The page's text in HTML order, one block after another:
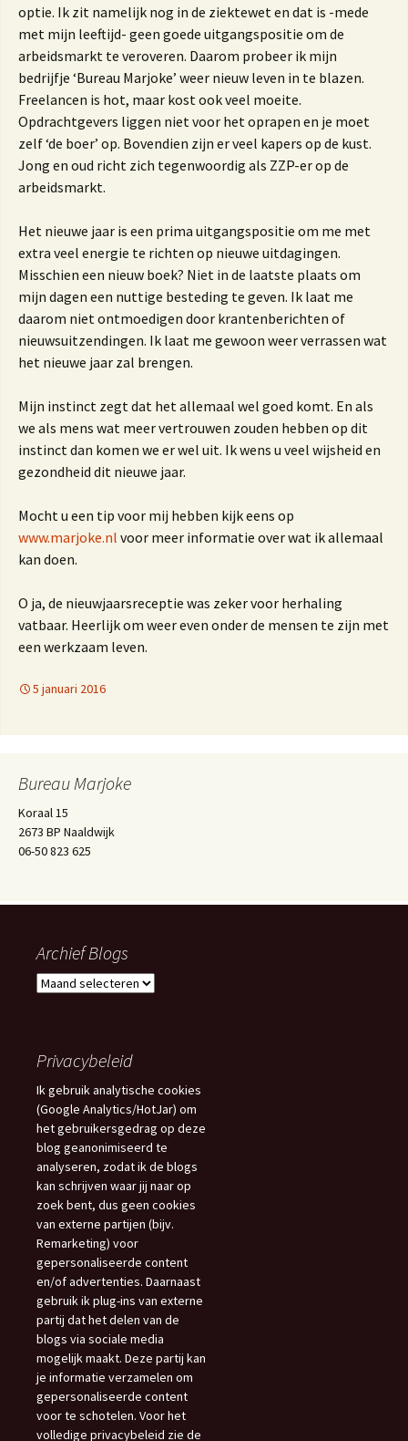
optie. Ik zit namelijk nog in de ziektewet en dat is -mede
met mijn leeftijd- geen goede uitgangspositie om de
arbeidsmarkt te veroveren. Daarom probeer ik mijn
bedrijfje ‘Bureau Marjoke’ weer nieuw leven in te blazen.
Freelancen is hot, maar kost ook veel moeite.
Opdrachtgevers liggen niet voor het oprapen en je moet
zelf ‘de boer’ op. Bovendien zijn er veel kapers op de kust.
Jong en oud richt zich tegenwoordig als ZZP-er op de
arbeidsmarkt.
Het nieuwe jaar is een prima uitgangspositie om me met
extra veel energie te richten op nieuwe uitdagingen.
Misschien een nieuw boek? Niet in de laatste plaats om
mijn dagen een nuttige besteding te geven. Ik laat me
daarom niet ontmoedigen door krantenberichten of
nieuwsuitzendingen. Ik laat me gewoon weer verrassen wat
het nieuwe jaar zal brengen.
Mijn instinct zegt dat het allemaal wel goed komt. En als
we als mens wat meer vertrouwen zouden hebben op dit
instinct dan komen we er wel uit. Ik wens u veel wijsheid en
gezondheid dit nieuwe jaar.
Mocht u een tip voor mij hebben kijk eens op
www.marjoke.nl voor meer informatie over wat ik allemaal
kan doen.
O ja, de nieuwjaarsreceptie was zeker voor herhaling
vatbaar. Heerlijk om weer even onder de mensen te zijn met
een werkzaam leven.
5 januari 2016
Bureau Marjoke
Koraal 15
2673 BP Naaldwijk
06-50 823 625
Archief Blogs
Archief
Privacybeleid
Ik gebruik analytische cookies
(Google Analytics/HotJar) om
het gebruikersgedrag op deze
blog geanonimiseerd te
analyseren, zodat ik de blogs
kan schrijven waar jij naar op
zoek bent, dus geen cookies
van externe partijen (bijv.
Remarketing) voor
gepersonaliseerde content
en/of advertenties. Daarnaast
gebruik ik plug-ins van externe
partij dat het delen van de
blogs via sociale media
mogelijk maakt. Deze partij kan
je informatie verzamelen om
gepersonaliseerde content
voor te schotelen. Voor het
volledige privacybeleid zie de